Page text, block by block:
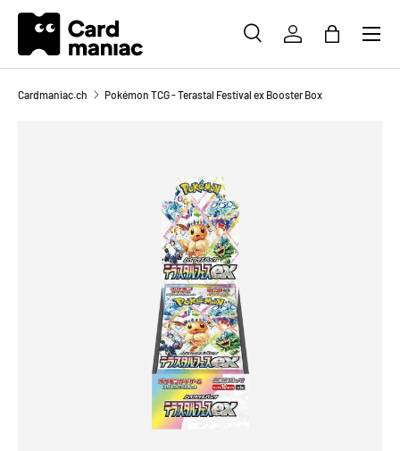
DIREKT ZUM INHALT
SUCHEEINLOGGEN
Menü
Cardmaniac.ch Pokémon TCG - Terastal Festival ex Booster Box